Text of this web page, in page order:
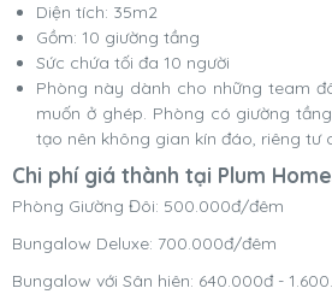
Diện tích: 35m2
Gồm: 10 giường tầng
Sức chứa tối đa 10 người
Phòng này dành cho những team
muốn ở ghép. Phòng có giường
tạo nên không gian kín đáo, riêng tư
Chi phí giá thành tại Plum
Phòng Giường Đôi: 500.000đ/đêm
Bungalow Deluxe: 700.000đ/đêm
Bungalow với Sân hiên: 640.000đ -